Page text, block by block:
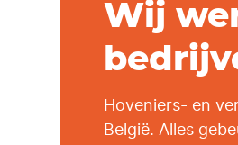
Wij
Hoveniers- en
België. Alles